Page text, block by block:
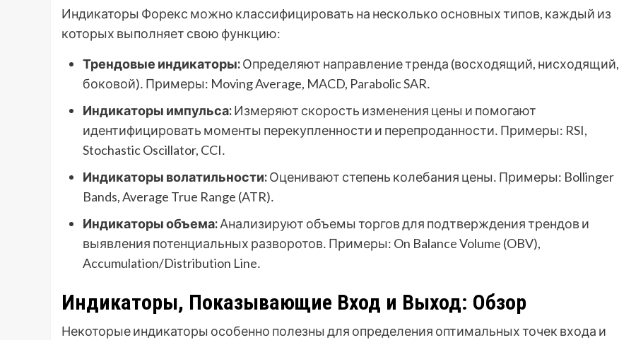
Индикаторы Форекс можно классифицировать на несколько основных типов, каждый из
которых выполняет свою функцию:
Трендовые индикаторы:Определяют направление тренда (восходящий, нисходящий,
боковой)․ Примеры: Moving Average, MACD, Parabolic SAR․
Индикаторы импульса:Измеряют скорость изменения цены и помогают
идентифицировать моменты перекупленности и перепроданности․ Примеры: RSI,
Stochastic Oscillator, CCI․
Индикаторы волатильности:Оценивают степень колебания цены․ Примеры: Bollinger
Bands, Average True Range (ATR)․
Индикаторы объема:Анализируют объемы торгов для подтверждения трендов и
выявления потенциальных разворотов․ Примеры: On Balance Volume (OBV),
Accumulation/Distribution Line․
Индикаторы, Показывающие Вход и Выход: Обзор
Некоторые индикаторы особенно полезны для определения оптимальных точек входа и